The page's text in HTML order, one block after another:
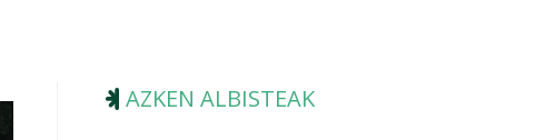
AZKEN ALBISTEAK